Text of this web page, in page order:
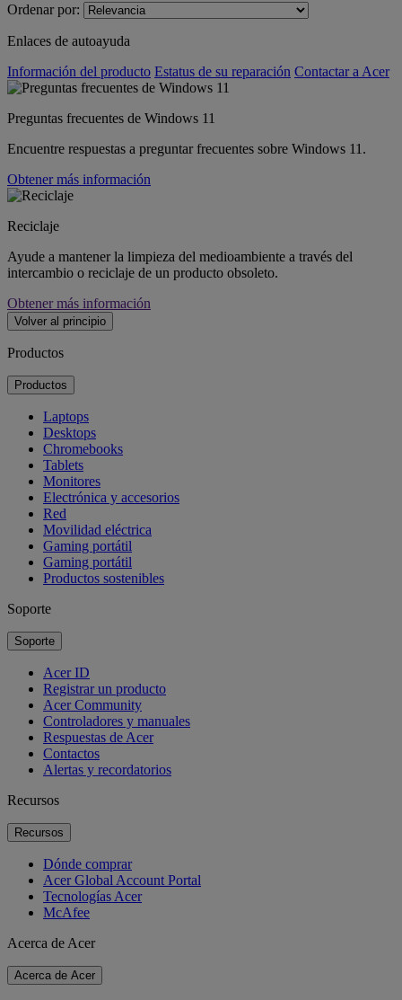
Ordenar por:
Enlaces de autoayuda
Información del producto Estatus de su reparación Contactar a Acer
Preguntas frecuentes de Windows 11
Encuentre respuestas a preguntar frecuentes sobre Windows 11.
Obtener más información
Reciclaje
Ayude a mantener la limpieza del medioambiente a través del
intercambio o reciclaje de un producto obsoleto.
Obtener más información
Volver al principio
Productos
Productos
Laptops
Desktops
Chromebooks
Tablets
Monitores
Electrónica y accesorios
Red
Movilidad eléctrica
Gaming portátil
Gaming portátil
Productos sostenibles
Soporte
Soporte
Acer ID
Registrar un producto
Acer Community
Controladores y manuales
Respuestas de Acer
Contactos
Alertas y recordatorios
Recursos
Recursos
Dónde comprar
Acer Global Account Portal
Tecnologías Acer
McAfee
Acerca de Acer
Acerca de Acer